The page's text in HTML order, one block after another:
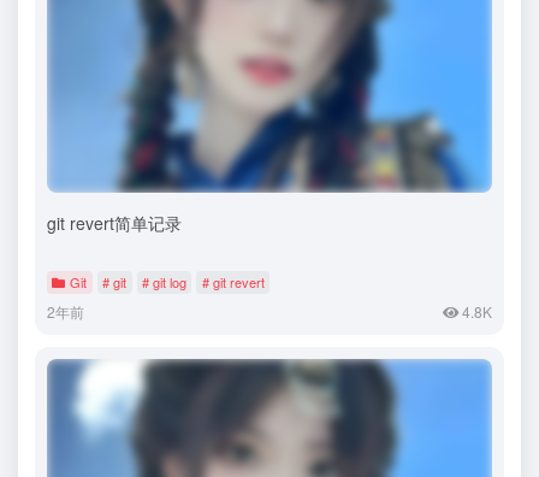
git revert简单记录
Git # git # git log # git revert
2年前 4.8K